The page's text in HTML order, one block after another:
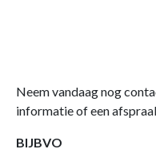
Neem vandaag nog
informatie of een
BIJBVO